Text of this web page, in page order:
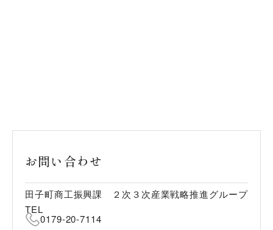
お問い合わせ
田子町商工振興課 ２次３次産業戦略推進グループ
TEL
0179-20-7114